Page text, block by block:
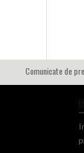
Comunicate de